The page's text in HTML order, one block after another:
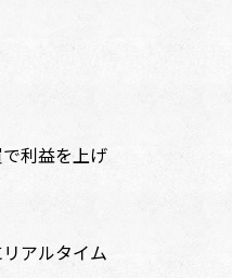
利益を上げ
アルタイム